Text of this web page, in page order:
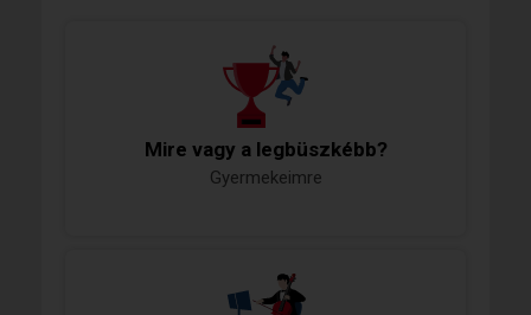
Mire vagy a legbüszkébb?
Gyermekeimre